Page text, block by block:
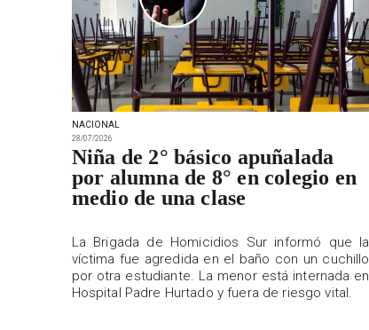
NACIONAL
28/07/2026
Niña de 2° básico apuñalada
por alumna de 8° en colegio en
medio de una clase
La Brigada de Homicidios Sur informó que la
víctima fue agredida en el baño con un cuchillo
por otra estudiante. La menor está internada en
Hospital Padre Hurtado y fuera de riesgo vital.